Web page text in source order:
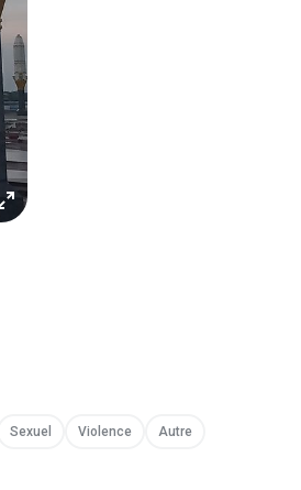
Sexuel Violence Autre